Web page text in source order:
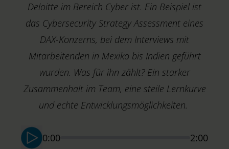
Deloitte im Bereich Cyber ist. Ein Beispiel ist
das Cybersecurity Strategy Assessment eines
DAX-Konzerns, bei dem Interviews mit
Mitarbeitenden in Mexiko bis Indien geführt
wurden. Was für ihn zählt? Ein starker
Zusammenhalt im Team, eine steile Lernkurve
und echte Entwicklungsmöglichkeiten.
0:00 2:00